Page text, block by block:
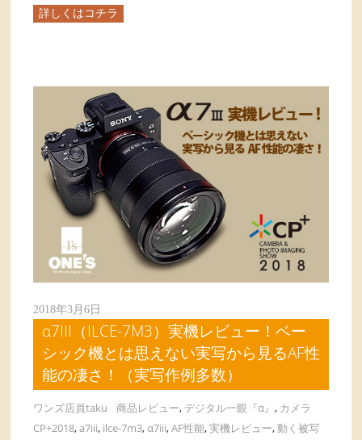
詳しくはコチラ
2018年3月6日
α7III（ILCE-7M3）実機レビュー！ベー
シック機とは思えない実写から見るAF性
能の凄さ！（実写作例多数）
ワンズ店員taku 商品レビュー, デジタル一眼『α』, カメラ
CP+2018,a7iii, ilce-7m3,α7iii,AF性能,実機レビュー,動く被写